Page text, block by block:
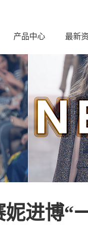
产品中心 最新
进博“